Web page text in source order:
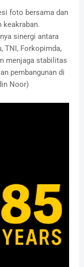
foto bersama dan
keakraban.
sinergi antara
TNI, Forkopimda,
menjaga stabilitas
pembangunan di
Noor)